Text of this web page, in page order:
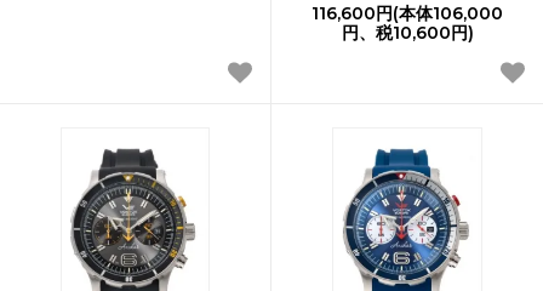
116,600円(本体106,000
円、税10,600円)